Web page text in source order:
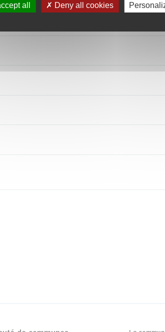
all Deny all cookies